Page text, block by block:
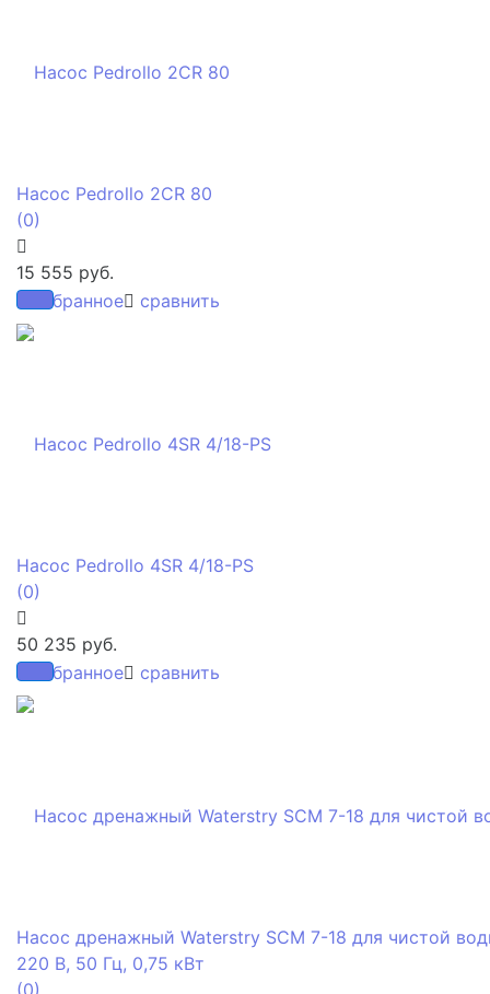
избранное сравнить
Насос Pedrollo 2CR 80
(0)
15 555 руб.
избранное сравнить
Насос Pedrollo 4SR 4/18-PS
(0)
50 235 руб.
Насос дренажный Waterstry SCM 7-18 для чистой
220 В, 50 Гц, 0,75 кВт
(0)